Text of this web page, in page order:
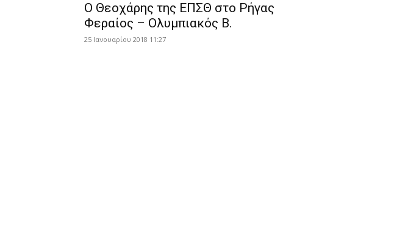
Ο Θεοχάρης της ΕΠΣΘ στο Ρήγας
Φεραίος – Ολυμπιακός Β.
25 Ιανουαρίου 2018 11:27